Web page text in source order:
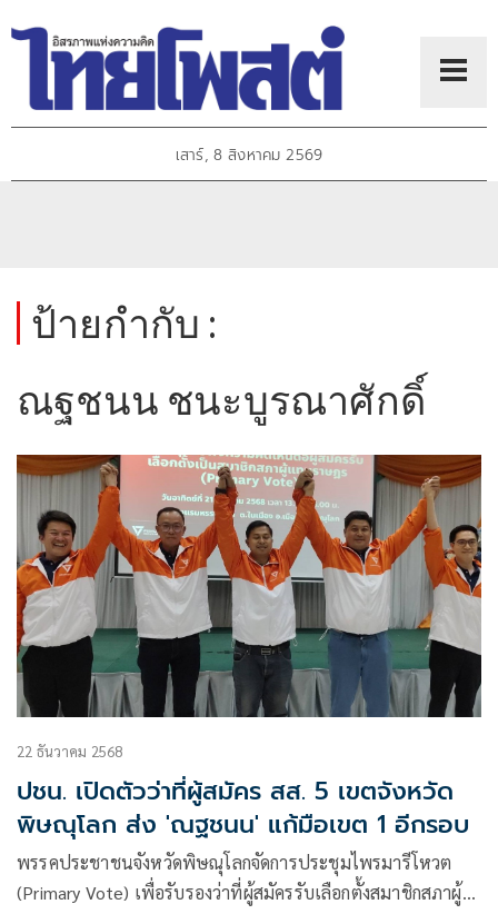
เสาร์, 8 สิงหาคม 2569
ป้ายกำกับ :
ณฐชนน ชนะบูรณาศักดิ์
22 ธันวาคม 2568
ปชน. เปิดตัวว่าที่ผู้สมัคร สส. 5 เขตจังหวัด
พิษณุโลก ส่ง 'ณฐชนน' แก้มือเขต 1 อีกรอบ
พรรคประชาชนจังหวัดพิษณุโลกจัดการประชุมไพรมารีโหวต
(Primary Vote) เพื่อรับรองว่าที่ผู้สมัครรับเลือกตั้งสมาชิกสภาผู้